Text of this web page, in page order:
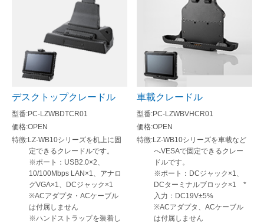
デスクトップクレードル
PC-LZWBDTCR01
OPEN
LZ-WB10シリーズを机上に固
定できるクレードルです。
※ポート：USB2.0×2、
10/100Mbps LAN×1、アナロ
グVGA×1、DCジャック×1
※ACアダプタ・ACケーブル
は付属しません
※ハンドストラップを装着し
車載クレードル
PC-LZWBVHCR01
OPEN
LZ-WB10シリーズを車載など
へVESAで固定できるクレー
ドルです。
※ポート：DCジャック×1、
DCターミナルブロック×1 *
入力：DC19V±5%
※ACアダプタ、ACケーブル
は付属しません